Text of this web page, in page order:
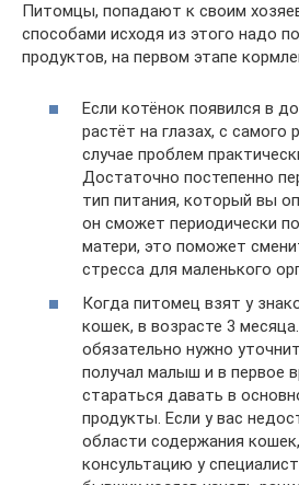
Питомцы, попадают к своим
способами исходя из этого надо
продуктов, на первом этапе
Если котёнок появился в
растёт на глазах, с самого
случае проблем
Достаточно постепенно
тип питания, который вы
он сможет периодически
матери, это поможет
стресса для маленького
Когда питомец взят у
кошек, в возрасте 3
обязательно нужно
получал малыш и в первое
стараться давать в
продукты. Если у вас
области содержания
консультацию у